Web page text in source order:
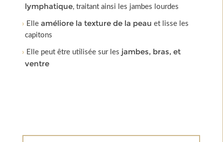
lymphatique, traitant ainsi les jambes lourdes
Elle améliore la texture de la peau et lisse les
capitons
Elle peut être utilisée sur les jambes, bras, et
ventre